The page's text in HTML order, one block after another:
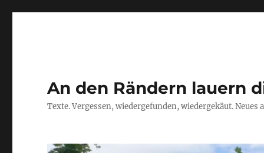
An den Rändern lauern
Texte. Vergessen, wiedergefunden, wiedergekäut.